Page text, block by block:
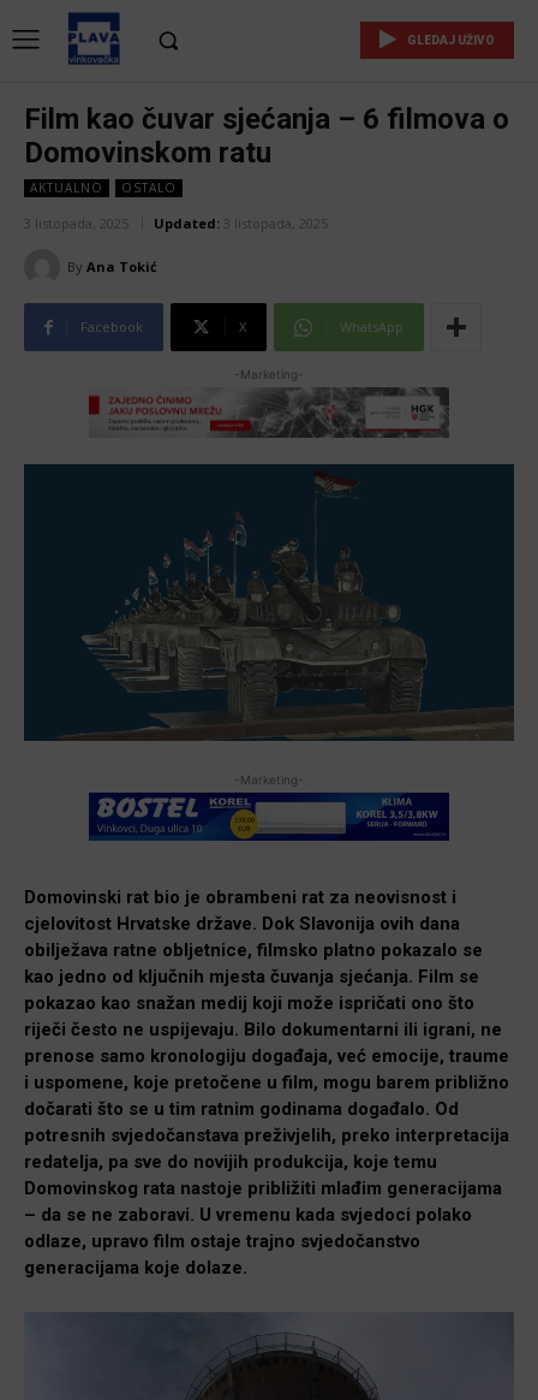
GLEDAJ UŽIVO
Film kao čuvar sjećanja – 6 filmova o
Domovinskom ratu
AKTUALNO OSTALO
3 listopada, 2025 Updated: 3 listopada, 2025
By Ana Tokić
Facebook X WhatsApp
-Marketing-
-Marketing-
Domovinski rat bio je obrambeni rat za neovisnost i
cjelovitost Hrvatske države. Dok Slavonija ovih dana
obilježava ratne obljetnice, filmsko platno pokazalo se
kao jedno od ključnih mjesta čuvanja sjećanja. Film se
pokazao kao snažan medij koji može ispričati ono što
riječi često ne uspijevaju. Bilo dokumentarni ili igrani, ne
prenose samo kronologiju događaja, već emocije, traume
i uspomene, koje pretočene u film, mogu barem približno
dočarati što se u tim ratnim godinama događalo. Od
potresnih svjedočanstava preživjelih, preko interpretacija
redatelja, pa sve do novijih produkcija, koje temu
Domovinskog rata nastoje približiti mlađim generacijama
– da se ne zaboravi. U vremenu kada svjedoci polako
odlaze, upravo film ostaje trajno svjedočanstvo
generacijama koje dolaze.